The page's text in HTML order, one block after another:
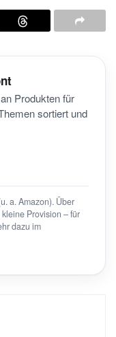
Produkten für
sortiert und
a. Amazon). Über
Provision – für
dazu im